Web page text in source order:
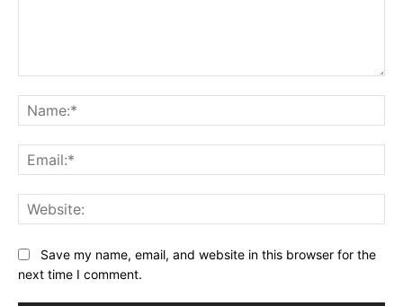
Save my name, email, and website in this browser for the
next time I comment.